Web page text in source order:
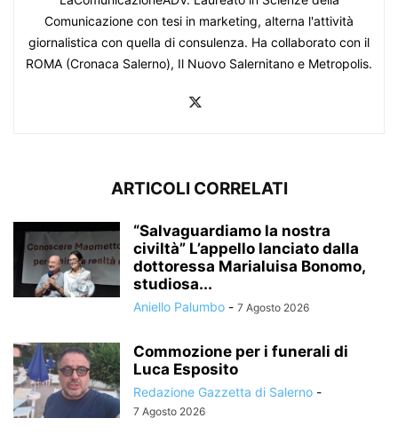
Comunicazione con tesi in marketing, alterna l'attività
giornalistica con quella di consulenza. Ha collaborato con il
ROMA (Cronaca Salerno), Il Nuovo Salernitano e Metropolis.
ARTICOLI CORRELATI
“Salvaguardiamo la nostra
civiltà” L’appello lanciato dalla
dottoressa Marialuisa Bonomo,
studiosa...
Aniello Palumbo - 7 Agosto 2026
Commozione per i funerali di
Luca Esposito
Redazione Gazzetta di Salerno -
7 Agosto 2026